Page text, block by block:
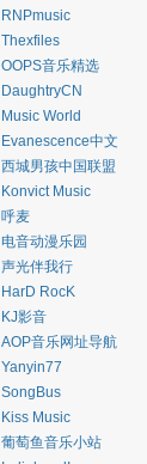
RNPmusic
Thexfiles
OOPS音乐精选
DaughtryCN
Music World
Evanescence中文
西城男孩中国联盟
Konvict Music
呼麦
电音动漫乐园
声光伴我行
HarD RocK
KJ影音
AOP音乐网址导航
Yanyin77
SongBus
Kiss Music
葡萄鱼音乐小站